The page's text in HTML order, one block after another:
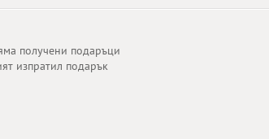
получени подаръци
изпратил подарък